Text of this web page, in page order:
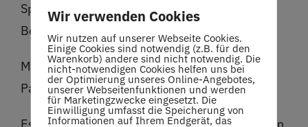
Spaß und Spiel mit allen Arten von Bällen und
Bewegungen.
Mittags versorgte uns unser neuer Wirt: Luigi
Papais mit abwechslungsreichem Essen.
Wir verwenden Cookies
Wir nutzen auf unserer Webseite Cookies.
Einige Cookies sind notwendig (z.B. für den
Warenkorb) andere sind nicht notwendig. Die
nicht-notwendigen Cookies helfen uns bei
der Optimierung unseres Online-Angebotes,
unserer Webseitenfunktionen und werden
für Marketingzwecke eingesetzt. Die
Einwilligung umfasst die Speicherung von
Informationen auf Ihrem Endgerät, das